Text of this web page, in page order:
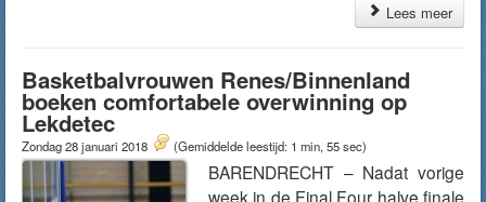
Lees meer
Basketbalvrouwen Renes/Binnenland
boeken comfortabele overwinning op
Lekdetec
Zondag 28 januari 2018 (Gemiddelde leestijd: 1 min, 55 sec)
BARENDRECHT – Nadat vorige
week in de Final Four halve finale